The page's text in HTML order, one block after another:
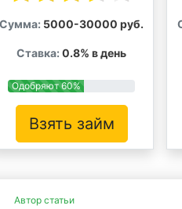
Сумма: 5000-30000 руб.
Ставка: 0.8% в день
Одобряют 60%
Взять займ
Автор статьи